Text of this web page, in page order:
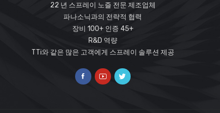
22 년 스프레이 노즐 전문 제조업체
파나소닉과의 전략적 협력
장비 100+ 인증 45+
R&D 역량
TTi와 같은 많은 고객에게 스프레이 솔루션 제공